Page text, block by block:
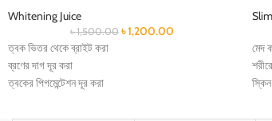
Whitening Juice
৳1,500.00 ৳1,200.00
ত্বক ভিতর থেকে ব্রাইট করা
ব্রণের দাগ দূর করা
ত্বকের পিগমেন্টেশন দূর করা
ত্বক ভিতর থেকে ময়েস্টোরাইজ রাখবে
মেদ
স্কিন